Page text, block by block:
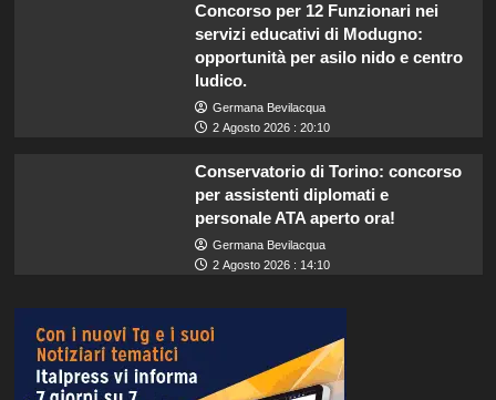
Concorso per 12 Funzionari nei
servizi educativi di Modugno:
opportunità per asilo nido e centro
ludico.
Germana Bevilacqua
2 Agosto 2026 : 20:10
Conservatorio di Torino: concorso
per assistenti diplomati e
personale ATA aperto ora!
Germana Bevilacqua
2 Agosto 2026 : 14:10